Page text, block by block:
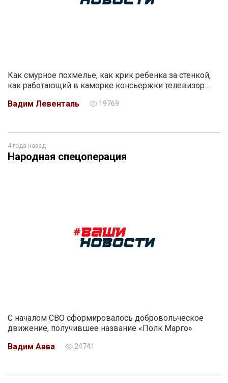
Как смурное похмелье, как крик ребенка за стенкой,
как работающий в каморке консьержки телевизор…
Вадим Левенталь
19769
4 года назад
Народная спецоперация
С началом СВО сформировалось добровольческое
движение, получившее название «Полк Марго»
Вадим Авва
24741